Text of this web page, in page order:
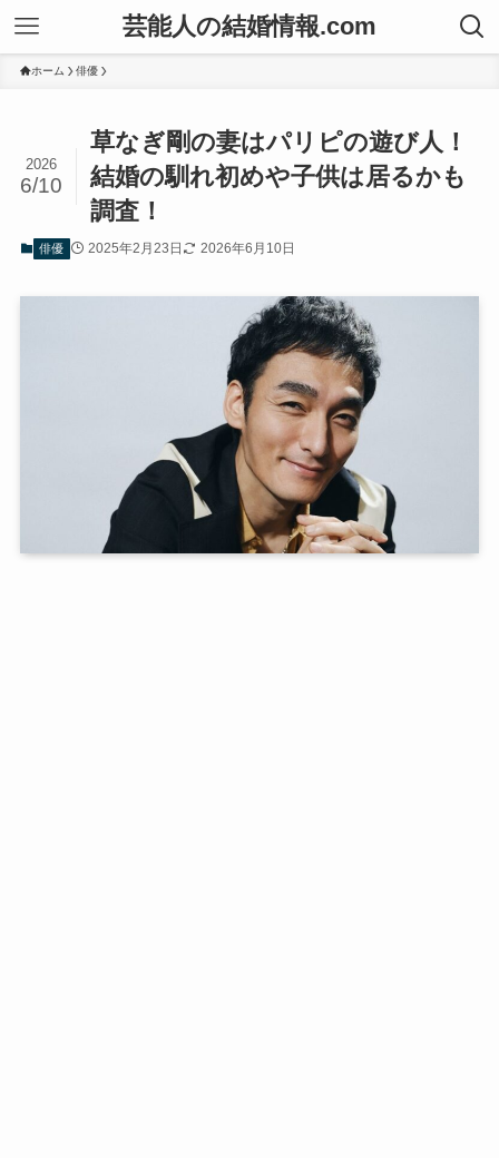
芸能人の結婚情報.com
ホーム 俳優
草なぎ剛の妻はパリピの遊び人！
結婚の馴れ初めや子供は居るかも
調査！
2026
6/10
俳優 2025年2月23日 2026年6月10日